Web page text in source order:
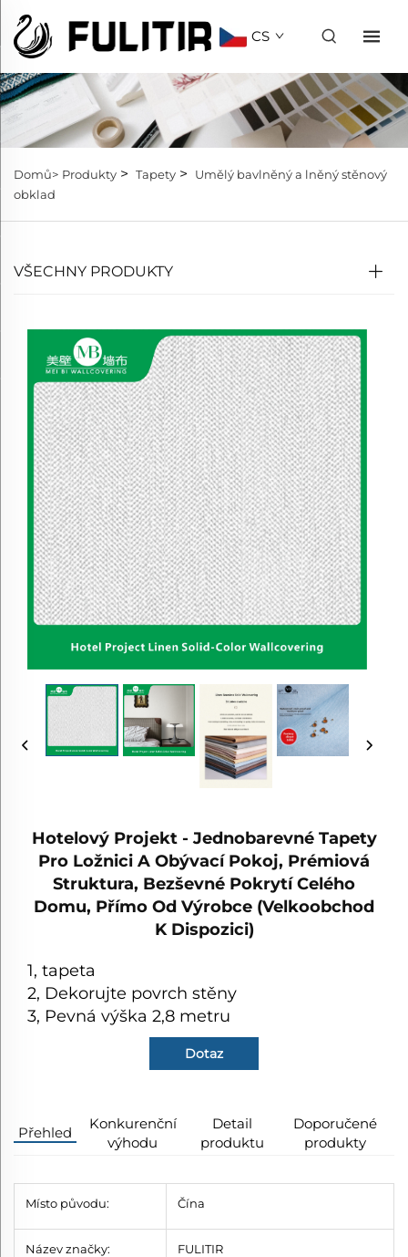
CS
Domů> Produkty > Tapety >
Umělý bavlněný a lněný stěnový
obklad
VŠECHNY PRODUKTY
Hotelový Projekt - Jednobarevné Tapety
Pro Ložnici A Obývací Pokoj, Prémiová
Struktura, Bezševné Pokrytí Celého
Domu, Přímo Od Výrobce (velkoobchod
K Dispozici)
1, tapeta
2, Dekorujte povrch stěny
3, Pevná výška 2,8 metru
Dotaz
Přehled
Konkurenční
výhodu
Detail
produktu
Doporučené
produkty
Místo původu: Čína
Název značky: FULITIR